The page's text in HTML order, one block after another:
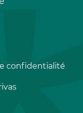
confidentialité